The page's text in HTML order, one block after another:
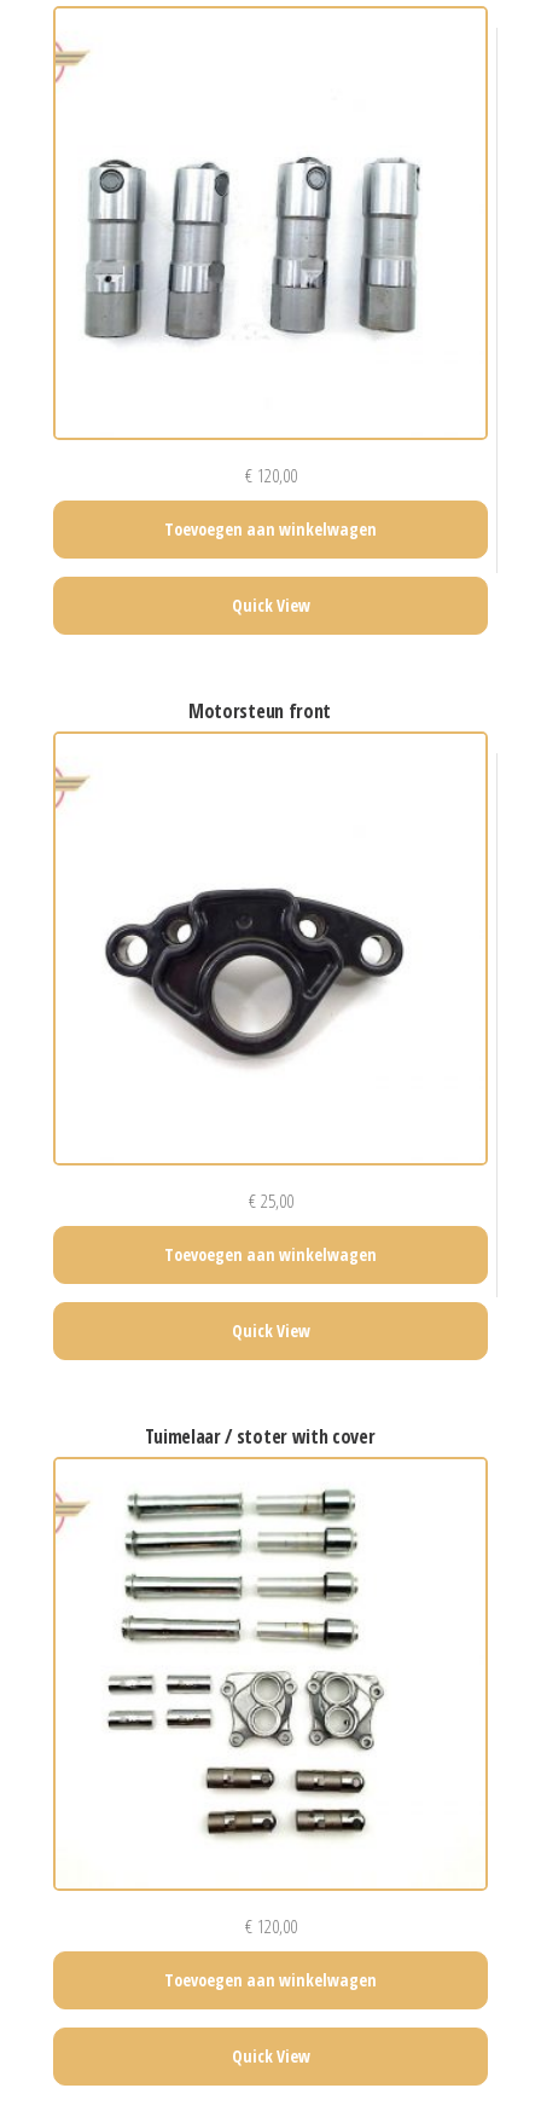
€120,00
Toevoegen aan winkelwagen
Quick View
motorsteun front
€25,00
Toevoegen aan winkelwagen
Quick View
tuimelaar / stoter with cover
€120,00
Toevoegen aan winkelwagen
Quick View